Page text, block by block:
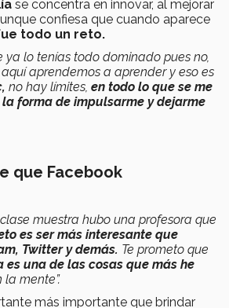
se concentra en innovar, al mejorar
confiesa que cuando aparece
todo un reto.
ya lo tenías todo dominado pues no,
aprendemos a aprender y eso es
no hay límites, en todo lo que se me
forma de impulsarme y dejarme
que Facebook
muestra hubo una profesora que
es ser más interesante que
Twitter y demás. Te prometo que
es una de las cosas que más he
la mente”.
más importante que brindar